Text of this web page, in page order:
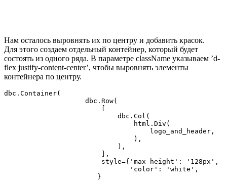
Нам осталось выровнять их по центру и добавить красок.
Для этого создаем отдельный контейнер, который будет
состоять из одного ряда. В параметре className указываем ’d-
flex justify-content-center’, чтобы выровнять элементы
контейнера по центру.
dbc.Container(
                    dbc.Row(
                            dbc.Col(
                                html.Div(
                                    logo_and_header,
                                ),
                            ),
                        ],
                        style={'max-height': '128px',
                               'color': 'white',
                       }